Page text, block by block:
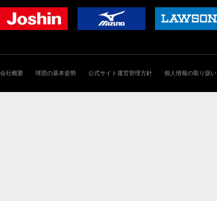
会社概要 球団の基本姿勢 公式サイト運営管理方針 個人情報の取り扱い